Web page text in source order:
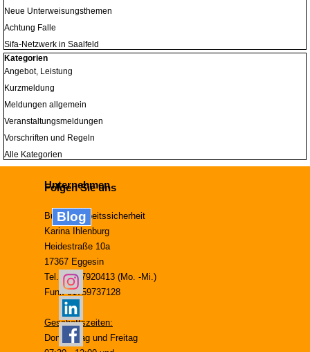
Neue Unterweisungsthemen
Achtung Falle
Sifa-Netzwerk in Saalfeld
Block überspringen Kategorien
Kategorien
Angebot, Leistung
Kurzmeldung
Meldungen allgemein
Veranstaltungsmeldungen
Vorschriften und Regeln
Alle Kategorien
Unternehmen
Büro für Arbeitssicherheit
Karina Ihlenburg
Heidestraße 10a
17367 Eggesin
Tel. 03977920413 (Mo. -Mi.)
Funk 01759737128
Geschäftszeiten:
Donnerstag und Freitag
Folgen Sie uns
Blog